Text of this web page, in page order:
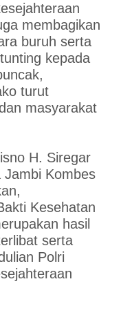
membagikan
buruh serta
kepada
turut
masyarakat
H. Siregar
Jambi Kombes
Kesehatan
hasil
serta
Polri